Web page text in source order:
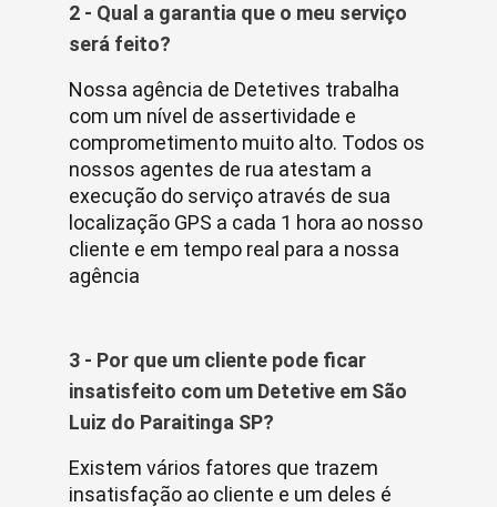
2 - Qual a garantia que o meu serviço
será feito?
Nossa agência de Detetives trabalha
com um nível de assertividade e
comprometimento muito alto. Todos os
nossos agentes de rua atestam a
execução do serviço através de sua
localização GPS a cada 1 hora ao nosso
cliente e em tempo real para a nossa
agência
3 - Por que um cliente pode ficar
insatisfeito com um Detetive em São
Luiz do Paraitinga SP?
Existem vários fatores que trazem
insatisfação ao cliente e um deles é